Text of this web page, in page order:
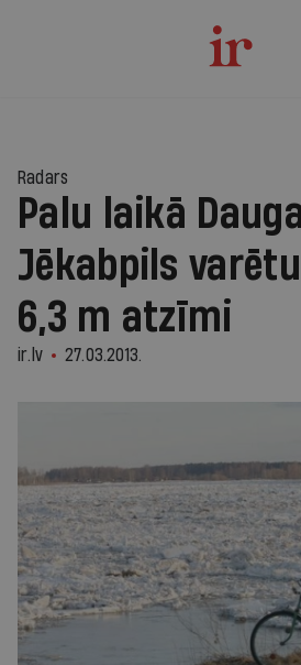
Radars
Palu laikā
Jēkabpils
6,3 m atzīmi
ir.lv 27.03.2013.